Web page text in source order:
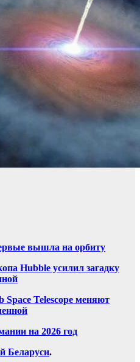
вышла на орбиту
Hubble усилил загадку
Telescope меняют
на 2026 год
Беларуси.